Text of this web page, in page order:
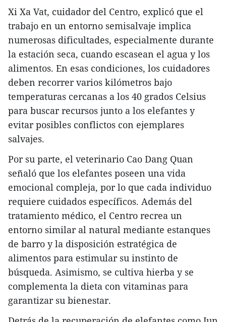
Xi Xa Vat, cuidador del Centro, explicó que el
trabajo en un entorno semisalvaje implica
numerosas dificultades, especialmente durante
la estación seca, cuando escasean el agua y los
alimentos. En esas condiciones, los cuidadores
deben recorrer varios kilómetros bajo
temperaturas cercanas a los 40 grados Celsius
para buscar recursos junto a los elefantes y
evitar posibles conflictos con ejemplares
salvajes.
Por su parte, el veterinario Cao Dang Quan
señaló que los elefantes poseen una vida
emocional compleja, por lo que cada individuo
requiere cuidados específicos. Además del
tratamiento médico, el Centro recrea un
entorno similar al natural mediante estanques
de barro y la disposición estratégica de
alimentos para estimular su instinto de
búsqueda. Asimismo, se cultiva hierba y se
complementa la dieta con vitaminas para
garantizar su bienestar.